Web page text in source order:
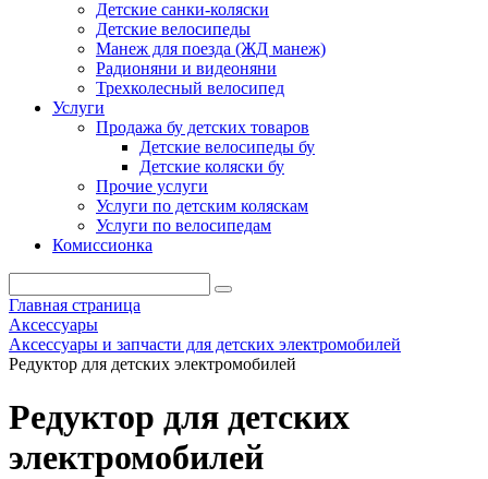
Детские санки-коляски
Детские велосипеды
Манеж для поезда (ЖД манеж)
Радионяни и видеоняни
Трехколесный велосипед
Услуги
Продажа бу детских товаров
Детские велосипеды бу
Детские коляски бу
Прочие услуги
Услуги по детским коляскам
Услуги по велосипедам
Комиссионка
Главная страница
Аксессуары
Аксессуары и запчасти для детских электромобилей
Редуктор для детских электромобилей
Редуктор для детских
электромобилей